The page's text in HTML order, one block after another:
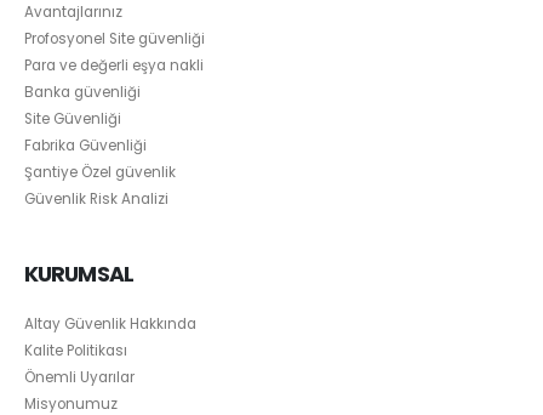
Avantajlarınız
Profosyonel Site güvenliği
Para ve değerli eşya nakli
Banka güvenliği
Site Güvenliği
Fabrika Güvenliği
Şantiye Özel güvenlik
Güvenlik Risk Analizi
KURUMSAL
Altay Güvenlik Hakkında
Kalite Politikası
Önemli Uyarılar
Misyonumuz